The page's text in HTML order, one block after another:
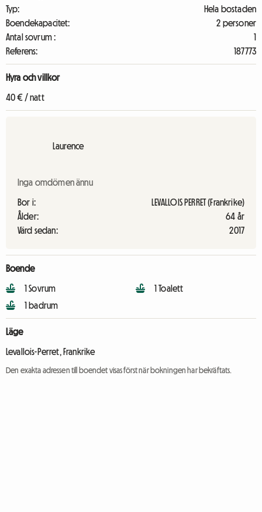
Typ:
Hela bostaden
Boendekapacitet:
2 personer
Antal sovrum :
1
Referens:
187773
Hyra och villkor
40 € / natt
Laurence
Inga omdömen ännu
Bor i:
LEVALLOIS PERRET (Frankrike)
Ålder:
64 år
Värd sedan:
2017
Boende
1 Sovrum
1 badrum
1 Toalett
Läge
Levallois-Perret, Frankrike
Den exakta adressen till boendet visas först när bokningen har bekräftats.